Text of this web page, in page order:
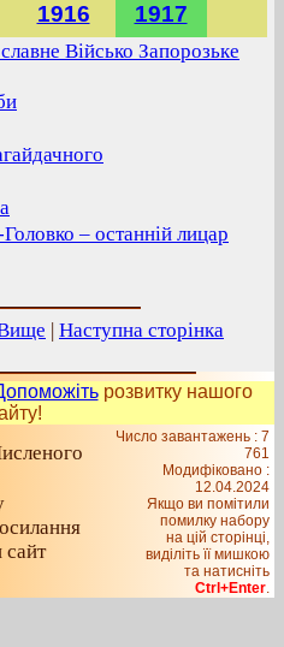
1916 1917
Військо Запорозьке
– останній лицар
| Наступна сторінка
розвитку нашого
сайт
Число завантажень : 7
761
Модифіковано :
12.04.2024
Якщо ви помітили
помилку набору
на цiй сторiнцi,
видiлiть її мишкою
та натисніть
Ctrl+Enter.